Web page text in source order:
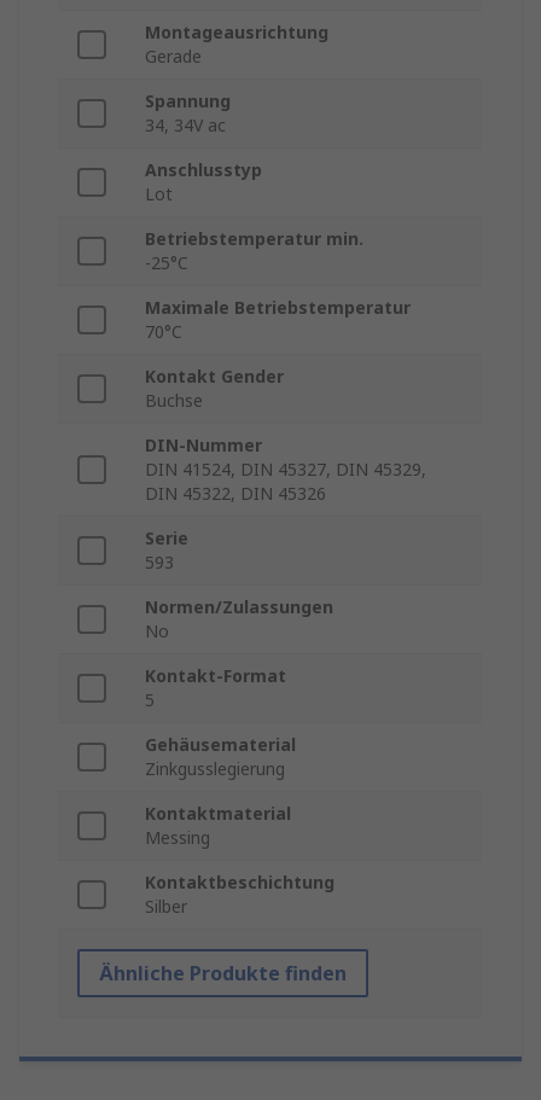
Montageausrichtung
Gerade
Spannung
34, 34V ac
Anschlusstyp
Lot
Betriebstemperatur min.
-25°C
Maximale Betriebstemperatur
70°C
Kontakt Gender
Buchse
DIN-Nummer
DIN 41524, DIN 45327, DIN 45329,
DIN 45322, DIN 45326
Serie
593
Normen/Zulassungen
No
Kontakt-Format
5
Gehäusematerial
Zinkgusslegierung
Kontaktmaterial
Messing
Kontaktbeschichtung
Silber
Ähnliche Produkte finden